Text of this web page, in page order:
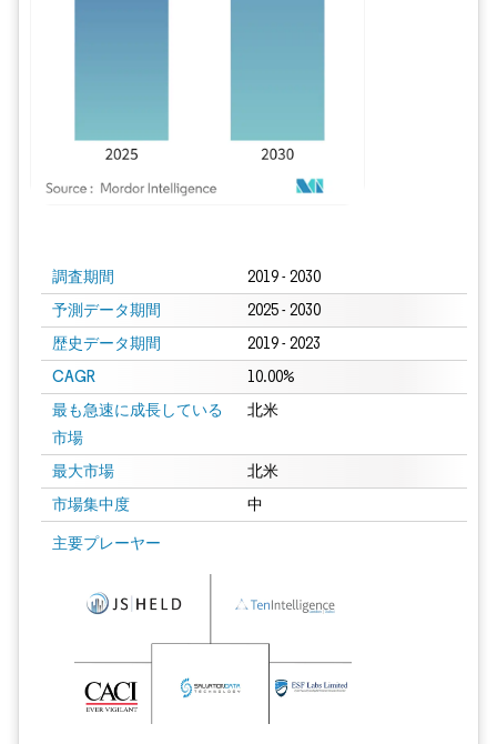
調査期間 2019 - 2030
予測データ期間 2025 - 2030
歴史データ期間 2019 - 2023
CAGR 10.00%
最も急速に成長している
市場
北米
最大市場 北米
市場集中度 中
主要プレーヤー